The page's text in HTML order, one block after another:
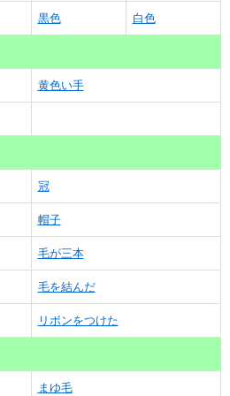
黒色 白色
黄色い手
冠
帽子
毛が三本
毛を結んだ
リボンをつけた
まゆ毛